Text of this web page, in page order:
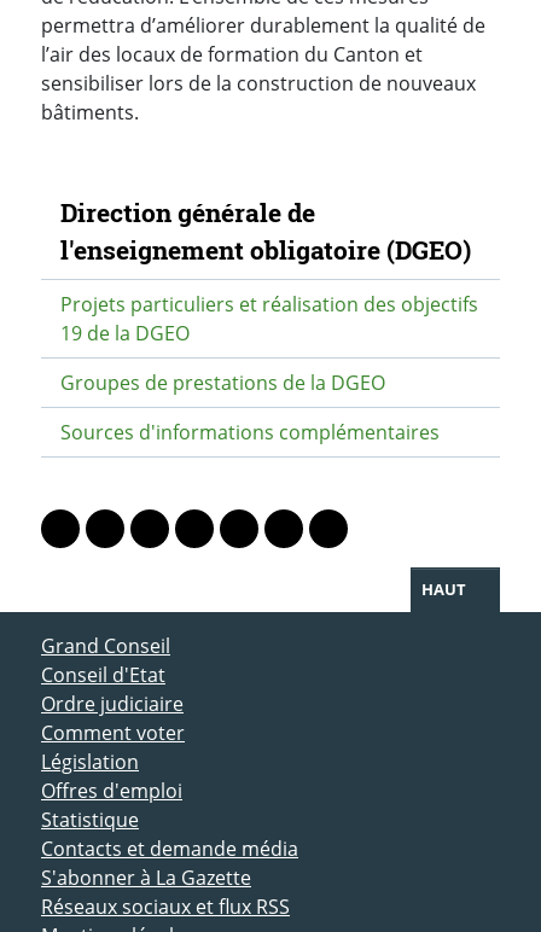
permettra d’améliorer durablement la qualité de
l’air des locaux de formation du Canton et
sensibiliser lors de la construction de nouveaux
bâtiments.
Navigation secondaire
Direction générale de
l'enseignement obligatoire (DGEO)
Projets particuliers et réalisation des objectifs
19 de la DGEO
Groupes de prestations de la DGEO
Sources d'informations complémentaires
Lien vers le profil Mastodon
Lien vers le profil Bluesky
Lien vers le profil Instagram
Lien vers le profil Linkedin
Lien vers le profil Facebook
Lien vers le profil Twitter
Partager par WhatsApp
HAUT
ACCÈS DIRECT
Grand Conseil
Conseil d'Etat
Ordre judiciaire
Comment voter
Législation
Offres d'emploi
Statistique
Contacts et demande média
S'abonner à La Gazette
Réseaux sociaux et flux RSS